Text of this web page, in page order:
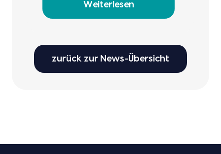
Weiterlesen
zurück zur News-Übersicht